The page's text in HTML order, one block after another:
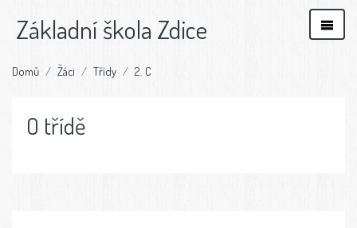
Základní škola Zdice
Domů Žáci Třídy 2. C
O třídě